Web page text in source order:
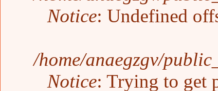
Notice: Undefined
/home/anaegzgv/
Notice: Trying to get